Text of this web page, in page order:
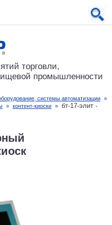
торговли,
промышленности
системы автоматизации »
» контент-киоски » бт-17-элит -